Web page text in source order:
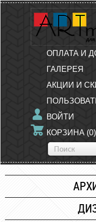
ОПЛАТА И
ГАЛЕРЕЯ
АКЦИИ И
ВОЙТИ
КОРЗИНА (0)